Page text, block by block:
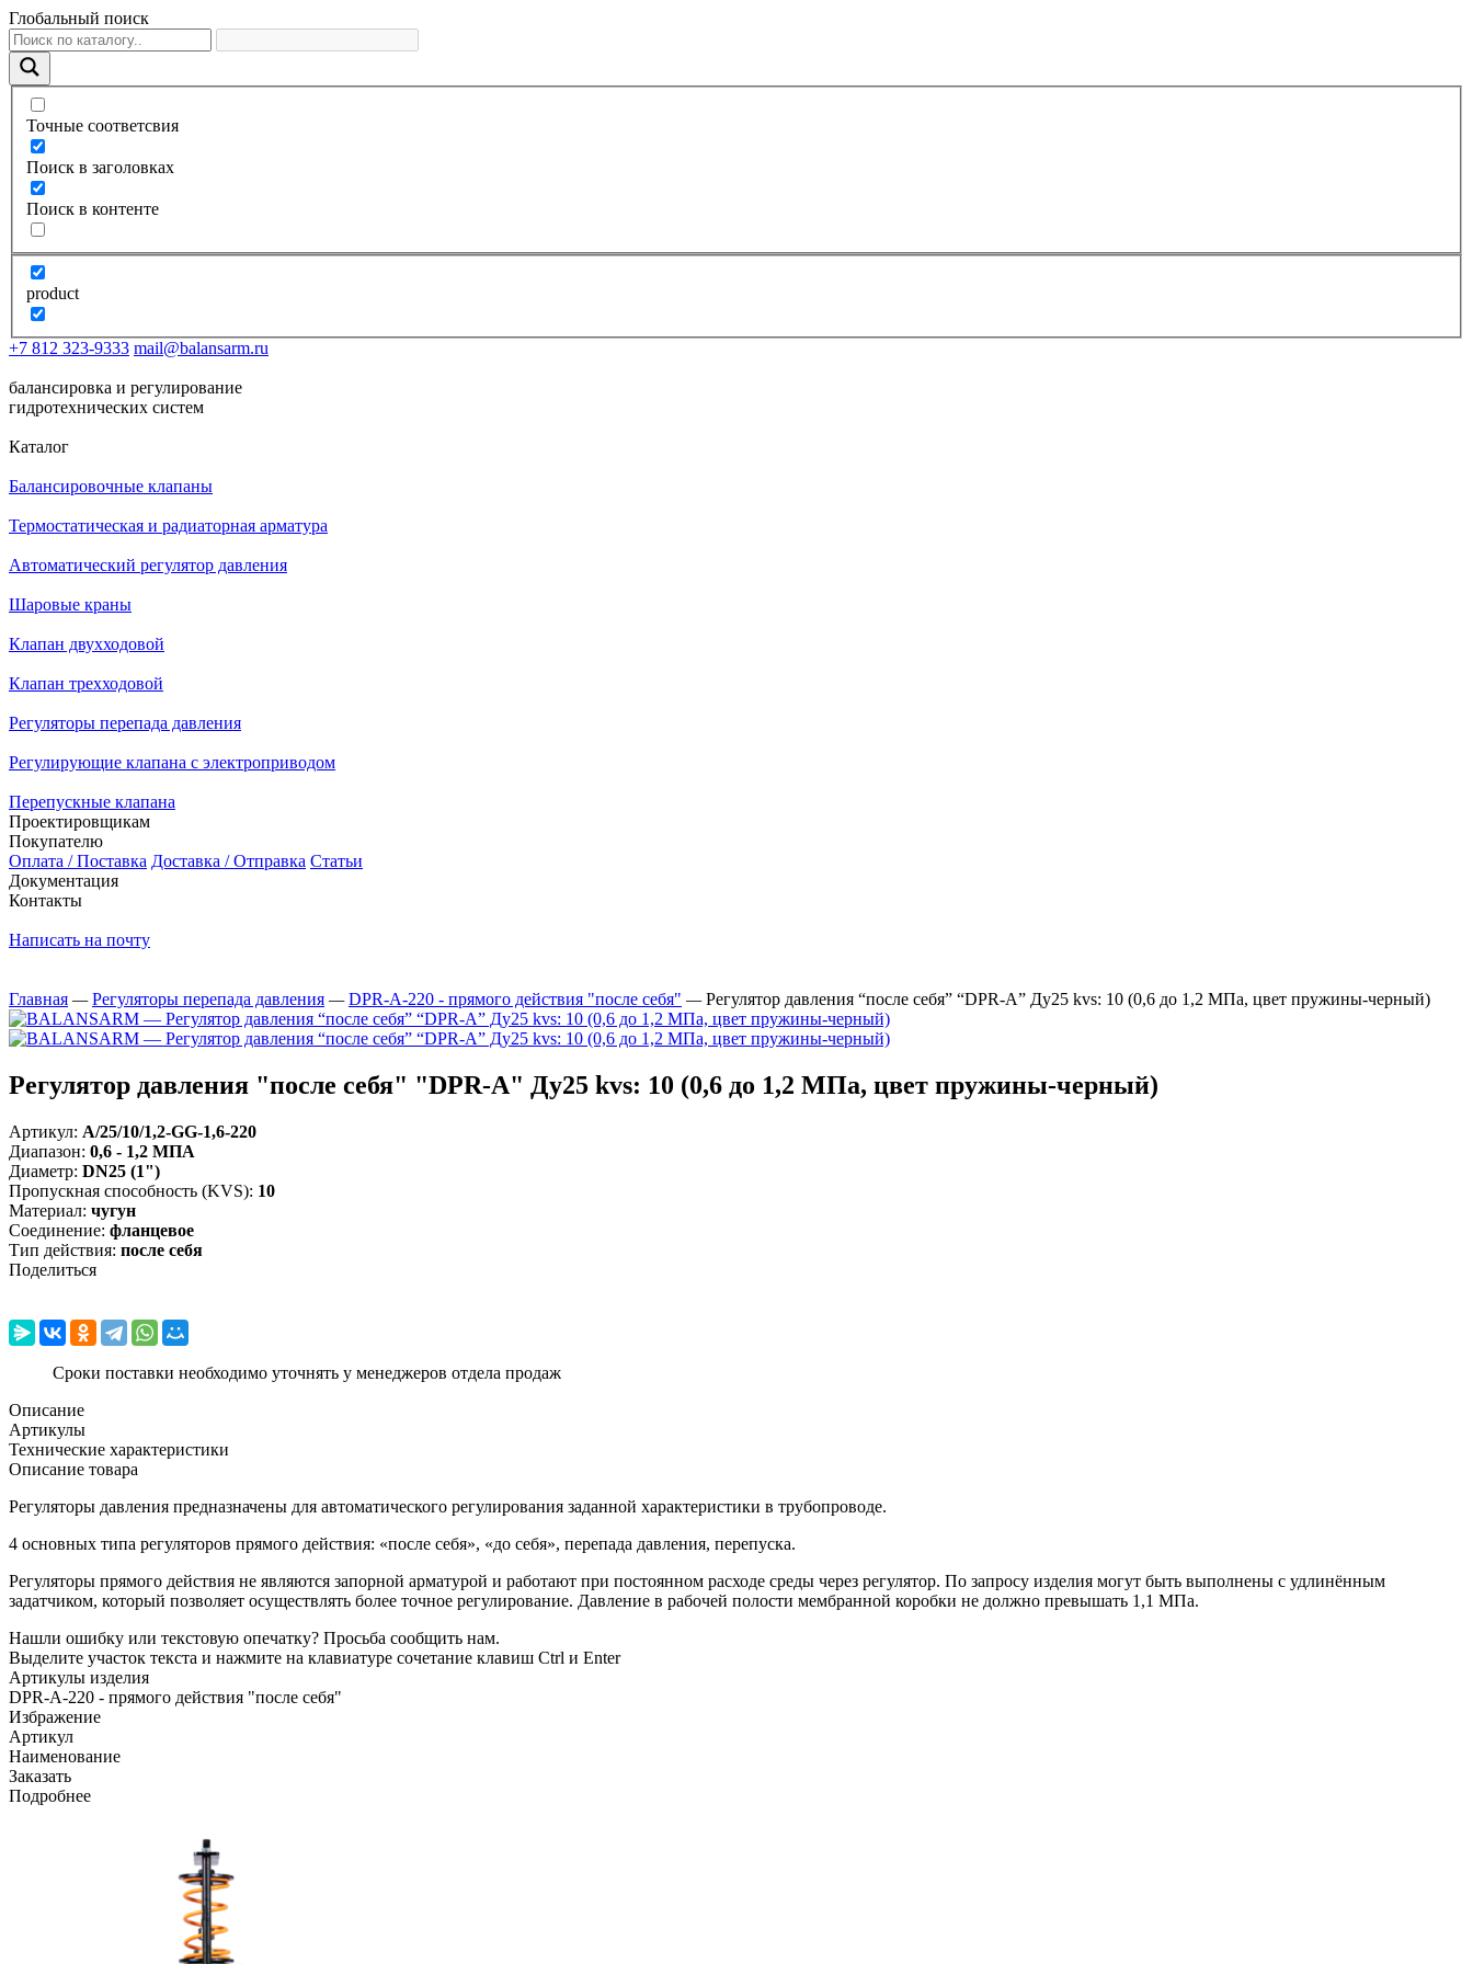
Глобальный поиск
Точные соответсвия
Поиск в заголовках
Поиск в контенте
product
+7 812 323-9333 mail@balansarm.ru
балансировка и регулирование
гидротехнических систем
Каталог
Балансировочные клапаны
Термостатическая и радиаторная арматура
Автоматический регулятор давления
Шаровые краны
Клапан двухходовой
Клапан трехходовой
Регуляторы перепада давления
Регулирующие клапана с электроприводом
Перепускные клапана
Проектировщикам
Покупателю
Оплата / Поставка Доставка / Отправка Статьи
Документация
Контакты
Написать на почту
Главная — Регуляторы перепада давления — DPR-A-220 - прямого действия "после себя" — Регулятор давления “после себя” “DPR-A” Ду25 kvs: 10 (0,6 до 1,2 МПа, цвет пружины-черный)
Регулятор давления "после себя" "DPR-A" Ду25 kvs: 10 (0,6 до 1,2 МПа, цвет пружины-черный)
Артикул: A/25/10/1,2-GG-1,6-220
Диапазон: 0,6 - 1,2 МПА
Диаметр: DN25 (1")
Пропускная способность (KVS): 10
Материал: чугун
Соединение: фланцевое
Тип действия: после себя
Поделиться
Сроки поставки необходимо уточнять у менеджеров отдела продаж
Описание
Артикулы
Технические характеристики
Описание товара
Регуляторы давления предназначены для автоматического регулирования заданной характеристики в трубопроводе.
4 основных типа регуляторов прямого действия: «после себя», «до себя», перепада давления, перепуска.
Регуляторы прямого действия не являются запорной арматурой и работают при постоянном расходе среды через регулятор. По запросу изделия могут быть выполнены с удлинённым
задатчиком, который позволяет осуществлять более точное регулирование. Давление в рабочей полости мембранной коробки не должно превышать 1,1 МПа.
Нашли ошибку или текстовую опечатку? Просьба сообщить нам.
Выделите участок текста и нажмите на клавиатуре сочетание клавиш Ctrl и Enter
Артикулы изделия
DPR-A-220 - прямого действия "после себя"
Избражение
Артикул
Наименование
Заказать
Подробнее